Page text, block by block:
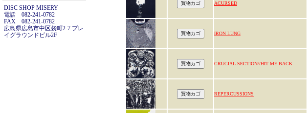
DISC SHOP MISERY
電話 082-241-0782
FAX 082-241-0782
広島県広島市中区袋町2-7 プレ
イグラウンドビル2F
ACURSED
IRON LUNG
CRUCIAL SECTION//HIT ME BACK
REPERCUSSIONS